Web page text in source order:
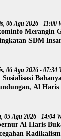
06 Agu 2026 - 11:00
Merangin
SDM
06 Agu 2026 - 07:34
Sosialisasi
Al
05 Agu 2026 - 14:04
Al Haris